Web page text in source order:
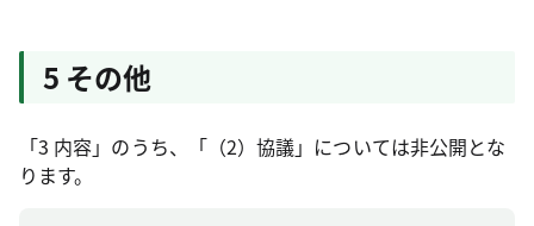
5 その他
「3 内容」のうち、「（2）協議」については非公開とな
ります。